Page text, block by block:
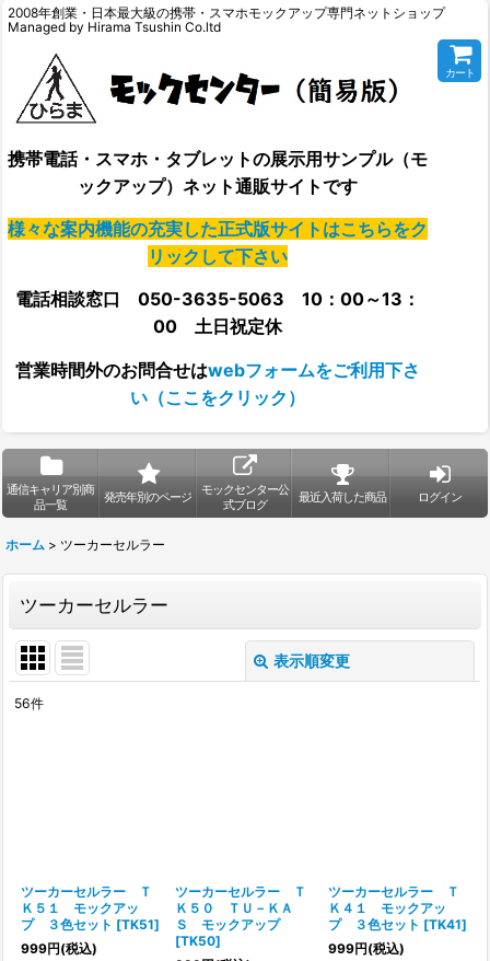
2008年創業・日本最大級の携帯・スマホモックアップ専門ネットショップ
Managed by Hirama Tsushin Co.ltd
携帯電話・スマホ・タブレットの展示用サンプル（モ
ックアップ）ネット通販サイトです
様々な案内機能の充実した正式版サイトはこちらをク
リックして下さい
電話相談窓口 050-3635-5063 10：00～13：
00 土日祝定休
営業時間外のお問合せはwebフォームをご利用下さ
い（ここをクリック）
カート
通信キャリア別商
品一覧
発売年別のページ
モックセンター公
式ブログ
最近入荷した商品 ログイン
ホーム > ツーカーセルラー
ツーカーセルラー
表示順変更
絞り込む
56件
ツーカーセルラー Ｔ
Ｋ５１ モックアッ
プ ３色セット [TK51]
999円(税込)
ツーカーセルラー Ｔ
Ｋ５０ ＴＵ－ＫＡ
Ｓ モックアップ
[TK50]
ツーカーセルラー Ｔ
Ｋ４１ モックアッ
プ ３色セット [TK41]
999円(税込)